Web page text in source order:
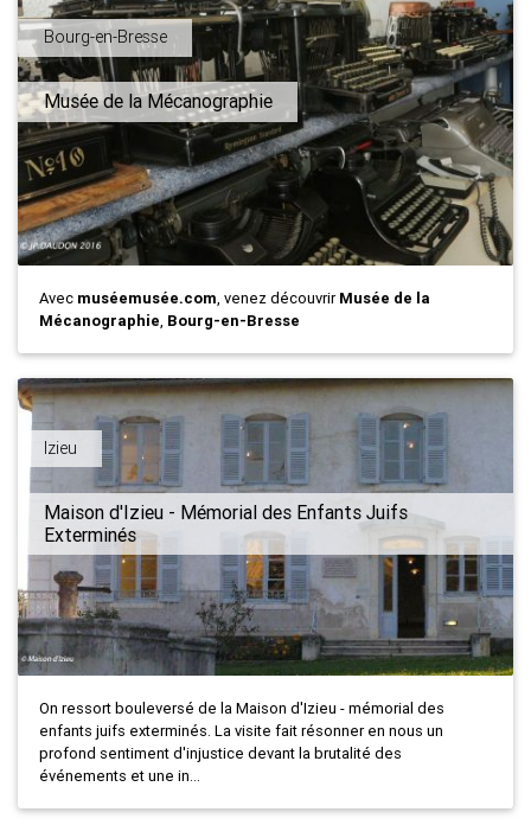
Bourg-en-Bresse
Musée de la Mécanographie
Avec muséemusée.com, venez découvrirMusée de la
Mécanographie, Bourg-en-Bresse
Izieu
Maison d'Izieu - Mémorial des Enfants Juifs
Exterminés
On ressort bouleversé de la Maison d'Izieu - mémorial des
enfants juifs exterminés. La visite fait résonner en nous un
profond sentiment d'injustice devant la brutalité des
événements et une in...